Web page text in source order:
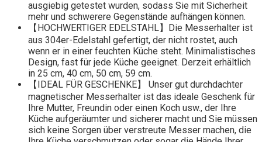
ausgiebig getestet wurden, sodass Sie mit Sicherheit
mehr und schwerere Gegenstände aufhängen können.
【HOCHWERTIGER EDELSTAHL】Die Messerhalter ist
aus 304er-Edelstahl gefertigt, der nicht rostet, auch
wenn er in einer feuchten Küche steht. Minimalistisches
Design, fast für jede Küche geeignet. Derzeit erhältlich
in 25 cm, 40 cm, 50 cm, 59 cm.
【IDEAL FÜR GESCHENKE】 Unser gut durchdachter
magnetischer Messerhalter ist das ideale Geschenk für
Ihre Mutter, Freundin oder einen Koch usw., der Ihre
Küche aufgeräumter und sicherer macht und Sie müssen
sich keine Sorgen über verstreute Messer machen, die